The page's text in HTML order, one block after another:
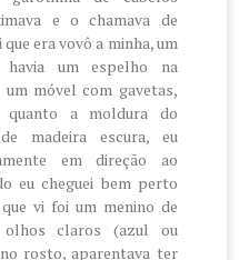
e o chamava de
era vovô a minha, um
havia um espelho na
um móvel com gavetas,
a moldura do
madeira escura, eu
em direção ao
eu cheguei bem perto
vi foi um menino de
olhos claros (azul ou
rosto, aparentava ter